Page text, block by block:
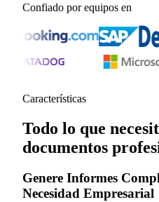
Confiado por equipos en
Características
Todo lo que
documentos
Genere Informes
Necesidad Empresarial